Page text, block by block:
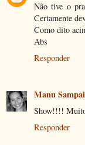
Não tive o
Certamente
Como dito
Abs
Responder
Manu
Show!!!!
Responder